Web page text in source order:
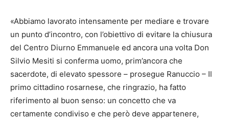
«Abbiamo lavorato intensamente per mediare e trovare
un punto d’incontro, con l’obiettivo di evitare la chiusura
del Centro Diurno Emmanuele ed ancora una volta Don
Silvio Mesiti si conferma uomo, prim’ancora che
sacerdote, di elevato spessore – prosegue Ranuccio – Il
primo cittadino rosarnese, che ringrazio, ha fatto
riferimento al buon senso: un concetto che va
certamente condiviso e che però deve appartenere,